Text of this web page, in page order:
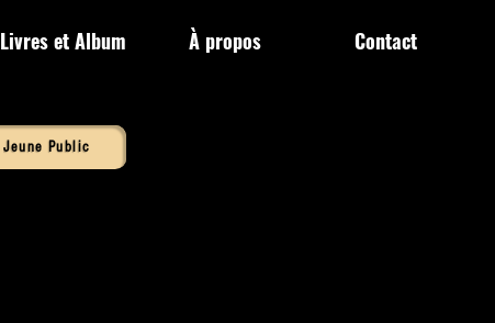
Livres et Album À propos Contact
Jeune Public